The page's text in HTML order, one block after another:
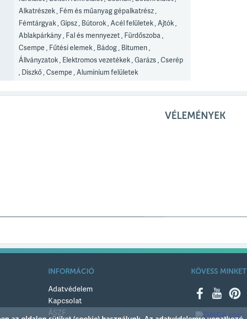
Alkatrészek , Fém és műanyag gépalkatrész ,
Fémtárgyak , Gipsz , Bútorok , Acél felületek , Ajtók ,
Ablakpárkány , Fal és mennyezet , Fürdőszoba ,
Csempe , Fűtési elemek , Bádog , Bitumen ,
Állványzatok , Elektromos vezetékek , Garázs , Cserép
, Díszkő , Csempe , Alumínium felületek
VÉLEMÉNYEK
INFORMÁCIÓ
Adatvédelem
Kapcsolat
ÁSZF
KÖVESS MINKET